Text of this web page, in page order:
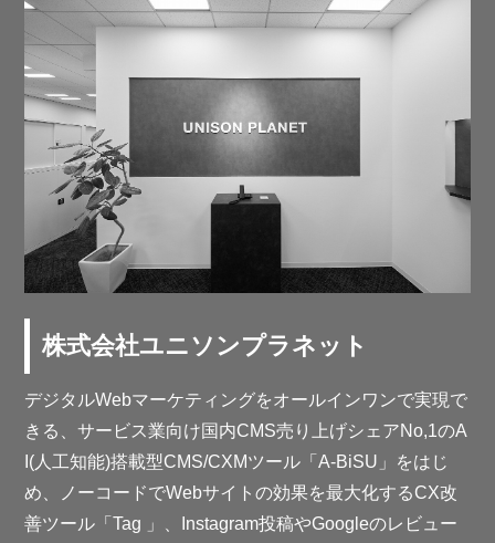
株式会社ユニソンプラネット
デジタルWebマーケティングをオールインワンで実現で
きる、サービス業向け国内CMS売り上げシェアNo,1のA
I(人工知能)搭載型CMS/CXMツール「A-BiSU」をはじ
め、ノーコードでWebサイトの効果を最大化するCX改
善ツール「Tag 」、Instagram投稿やGoogleのレビュー